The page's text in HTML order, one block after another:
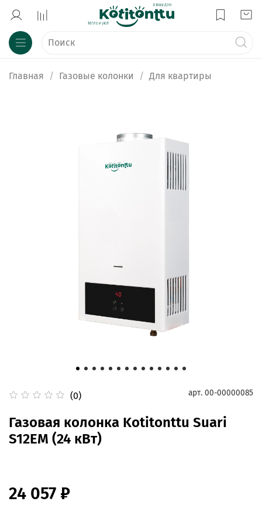
Главная Газовые колонки Для квартиры
(0) арт. 00-00000085
Газовая колонка Kotitonttu Suari
S12EM (24 кВт)
24 057 ₽